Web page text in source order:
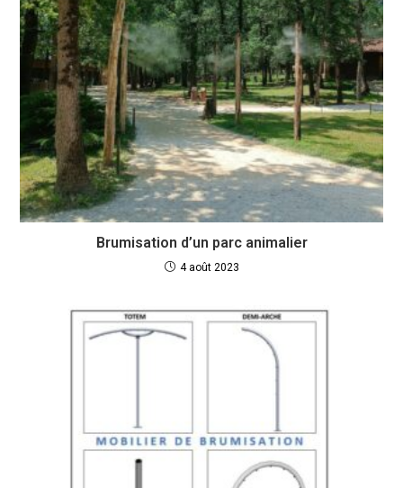
Brumisation d’un parc animalier
4 août 2023